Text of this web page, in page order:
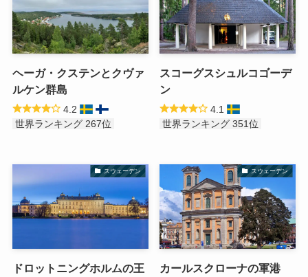
ヘーガ・クステンとクヴァ
ルケン群島
4.2
世界ランキング 267位
スコーグスシュルコゴーデ
ン
4.1
世界ランキング 351位
スウェーデン
ドロットニングホルムの王
スウェーデン
カールスクローナの軍港